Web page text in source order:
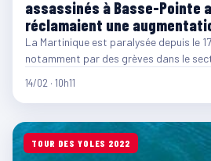
assassinés à Basse-Pointe
réclamaient une
La Martinique est paralysée depuis le
notamment par des grèves dans le
14/02 · 10h11
TOUR DES YOLES 2022